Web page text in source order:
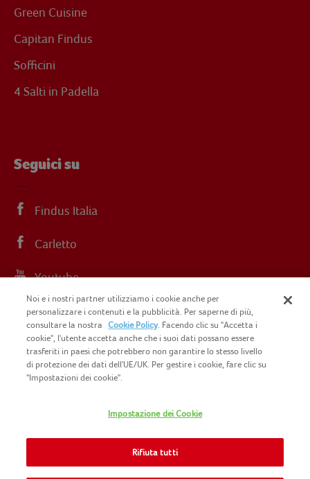
Green Cuisine
Capitan Findus
Sofficini
4 Salti in Padella
Seguici su
Findus Italia
Carletto
Youtube
Instagram
IT07015700961
INFORMATIVA PRIVACY
SITEMAP
COOKIE POLICY
Noi e i nostri partner utilizziamo i cookie anche per
personalizzare i contenuti e la pubblicità. Per saperne di più,
consultare la nostra
Cookie Policy. Facendo clic su "Accetta i
cookie", l'utente accetta anche che i suoi dati possano essere
trasferiti in paesi che potrebbero non garantire lo stesso livello
di protezione dei dati dell'UE/UK. Per gestire i cookie, fare clic su
"Impostazioni dei cookie".
Impostazione dei Cookie
Rifiuta tutti